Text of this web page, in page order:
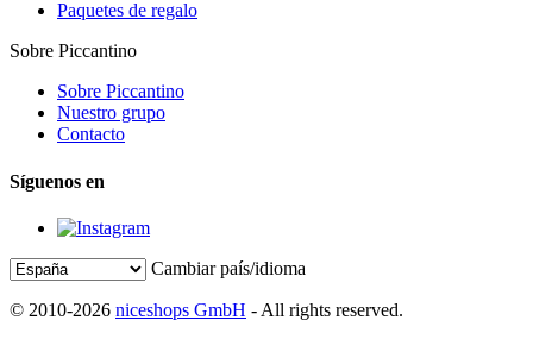
Paquetes de regalo
Sobre Piccantino
Sobre Piccantino
Nuestro grupo
Contacto
Síguenos en
Cambiar país/idioma
© 2010-2026 niceshops GmbH - All rights reserved.